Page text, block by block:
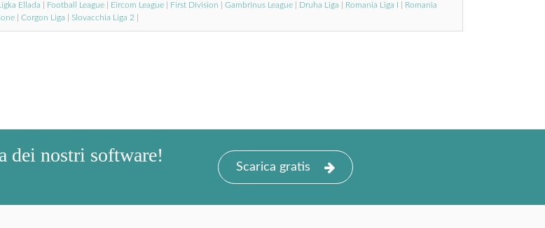
Ellada Football League Eircom League First Division Gambrinus League Druha Liga Romania Liga I
Romania
Corgon Liga Slovacchia Liga 2
dei nostri software!
Scarica gratis